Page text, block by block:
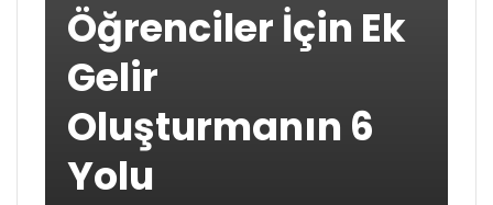
Öğrenciler İçin Ek
Gelir
Oluşturmanın 6
Yolu